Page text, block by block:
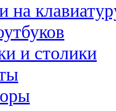
на
и столики